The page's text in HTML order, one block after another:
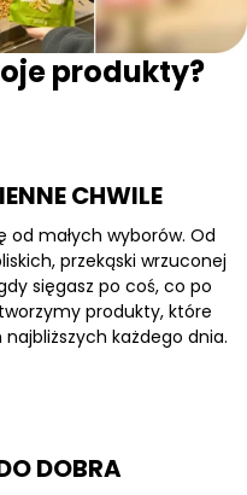
produkty?
CHWILE
od małych wyborów. Od
przekąski wrzuconej
sięgasz po coś, co po
produkty, które
każdego dnia.
DOBRA